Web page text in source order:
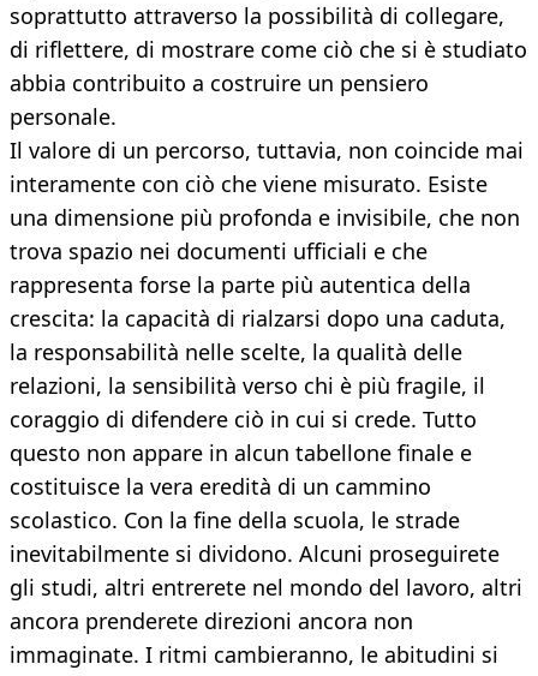
soprattutto attraverso la possibilità di collegare,
di riflettere, di mostrare come ciò che si è studiato
abbia contribuito a costruire un pensiero
personale.
Il valore di un percorso, tuttavia, non coincide mai
interamente con ciò che viene misurato. Esiste
una dimensione più profonda e invisibile, che non
trova spazio nei documenti ufficiali e che
rappresenta forse la parte più autentica della
crescita: la capacità di rialzarsi dopo una caduta,
la responsabilità nelle scelte, la qualità delle
relazioni, la sensibilità verso chi è più fragile, il
coraggio di difendere ciò in cui si crede. Tutto
questo non appare in alcun tabellone finale e
costituisce la vera eredità di un cammino
scolastico. Con la fine della scuola, le strade
inevitabilmente si dividono. Alcuni proseguirete
gli studi, altri entrerete nel mondo del lavoro, altri
ancora prenderete direzioni ancora non
immaginate. I ritmi cambieranno, le abitudini si